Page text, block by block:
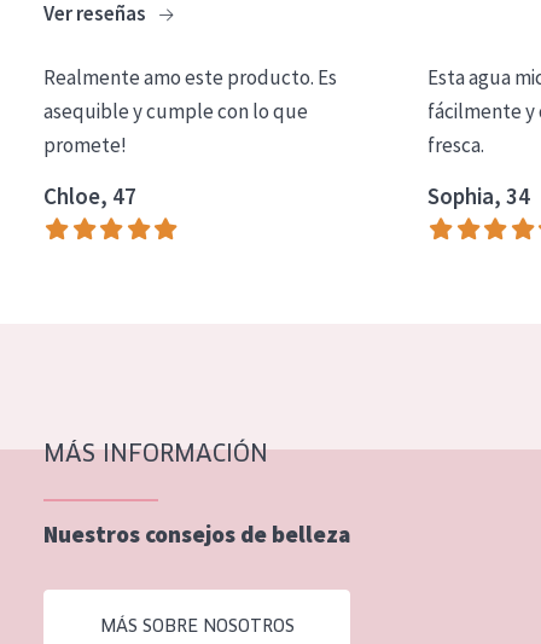
COLECCIÓN
Essentials
Lift+
Expert
TIPO DE PIEL
Piel expuesta al sol
Piel menopáusica
Todas las edades
Ver reseñas
Realmente amo este producto. Es
asequible y cumple con lo que
promete!
Chloe, 47
Esta agua
fácilmente y
fresca.
Sophia, 34
MÁS INFORMACIÓN
Nuestros consejos de belleza
MÁS SOBRE NOSOTROS